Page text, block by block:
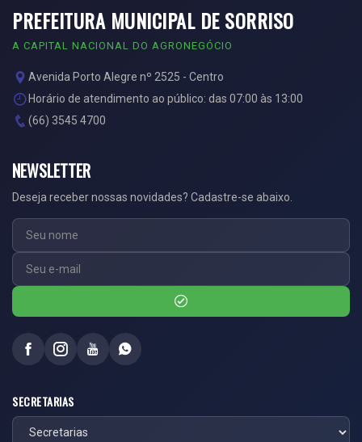
PREFEITURA MUNICIPAL DE SORRISO
A CAPITAL NACIONAL DO AGRONEGÓCIO
Avenida Porto Alegre nº 2525 - Centro
Horário de atendimento ao público: das 07:00 às 13:00
(66) 3545 4700
NEWSLETTER
Deseja receber nossas novidades? Cadastre-se abaixo.
SECRETARIAS